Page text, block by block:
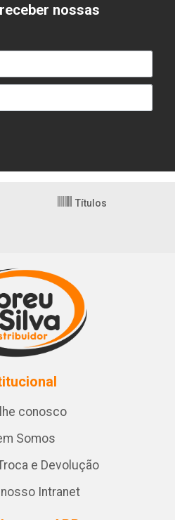
nossas
Títulos
conosco
Somos
e Devolução
Intranet